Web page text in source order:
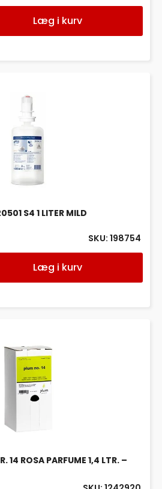
Læg i kurv
SKU: 198754
S4 1 LITER MILD
Læg i kurv
14 ROSA PARFUME 1,4 LTR. –